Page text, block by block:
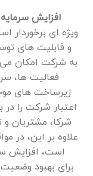
افزایش
ویژه ‌ای برخوردار
و قابلیت‌ های
به شرکت امکان
فعالیت‌ ها،
زیرساخت‌ های
اعتبار شرکت را در
شرکا، مشتریان
علاوه بر این، در
است، افزایش
برای بهبود